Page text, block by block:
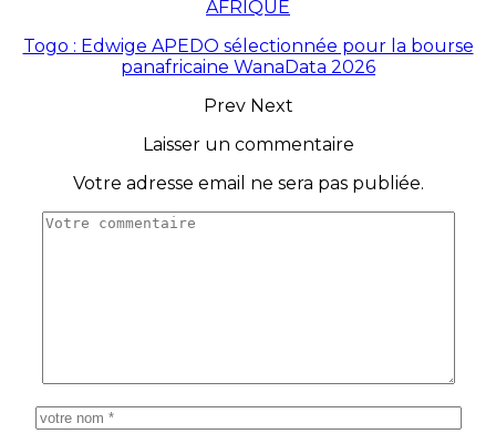
AFRIQUE
Togo : Edwige APEDO sélectionnée pour la bourse
panafricaine WanaData 2026
Prev Next
Laisser un commentaire
Votre adresse email ne sera pas publiée.